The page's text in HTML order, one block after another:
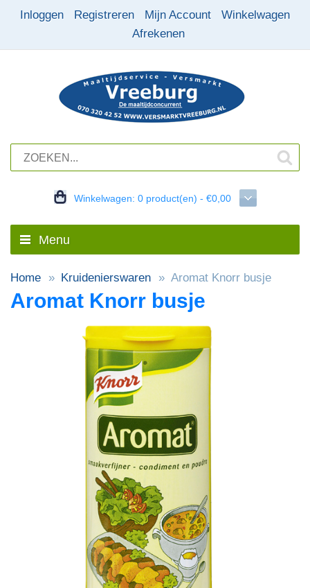
Inloggen Registreren Mijn Account
Winkelwagen
Afrekenen
Winkelwagen: 0 product(en) - €0,00
Menu
Home Kruidenierswaren Aromat Knorr busje
Aromat Knorr busje